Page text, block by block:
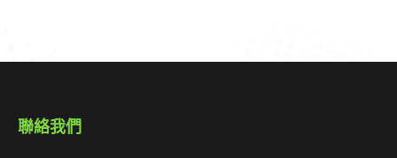
聯絡我們